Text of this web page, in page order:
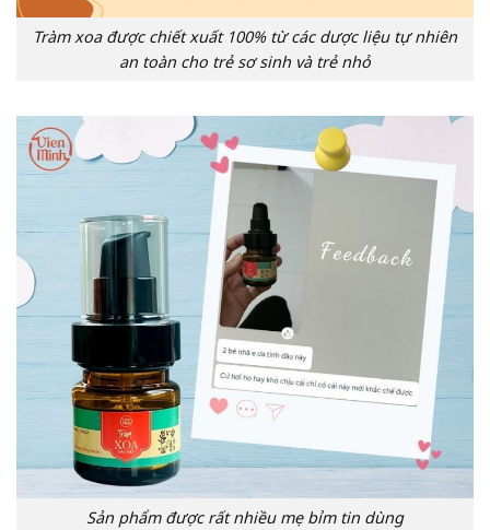
Tràm xoa được chiết xuất 100% từ các dược liệu tự nhiên
an toàn cho trẻ sơ sinh và trẻ nhỏ
Sản phẩm được rất nhiều mẹ bỉm tin dùng